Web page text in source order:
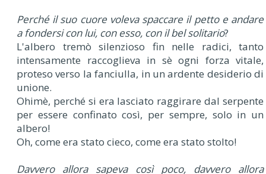
Perché il suo cuore voleva spaccare il petto e andare
a fondersi con lui, con esso, con il bel solitario?
L'albero tremò silenzioso fin nelle radici, tanto
intensamente raccoglieva in sè ogni forza vitale,
proteso verso la fanciulla, in un ardente desiderio di
unione.
Ohimè, perché si era lasciato raggirare dal serpente
per essere confinato così, per sempre, solo in un
albero!
Oh, come era stato cieco, come era stato stolto!
Davvero allora sapeva così poco, davvero allora